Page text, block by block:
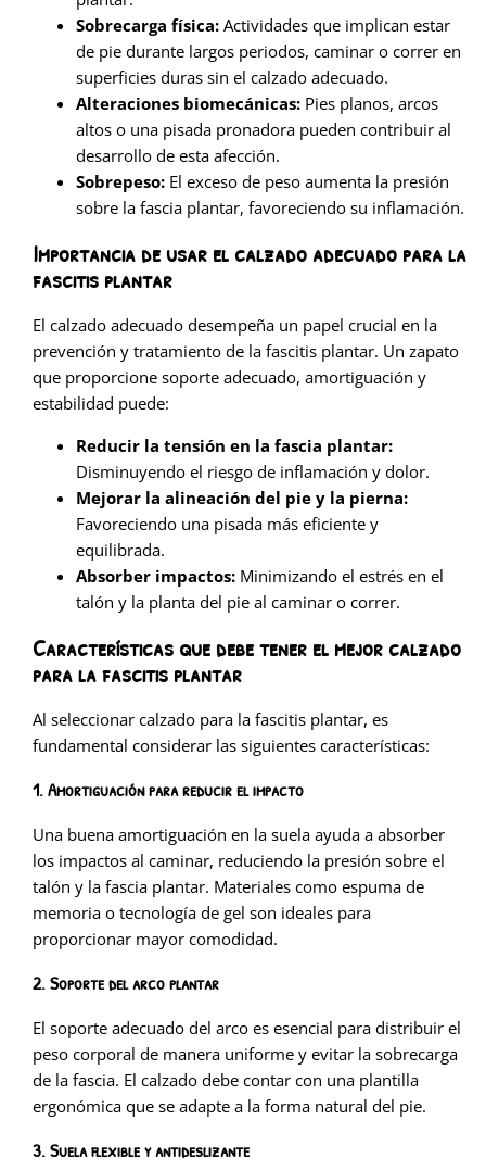
Sobrecarga física: Actividades que implican estar
de pie durante largos periodos, caminar o correr en
superficies duras sin el calzado adecuado.
Alteraciones biomecánicas: Pies planos, arcos
altos o una pisada pronadora pueden contribuir al
desarrollo de esta afección.
Sobrepeso: El exceso de peso aumenta la presión
sobre la fascia plantar, favoreciendo su inflamación.
Importancia de usar el calzado adecuado para la
fascitis plantar
El calzado adecuado desempeña un papel crucial en la
prevención y tratamiento de la fascitis plantar. Un zapato
que proporcione soporte adecuado, amortiguación y
estabilidad puede:
Reducir la tensión en la fascia plantar:
Disminuyendo el riesgo de inflamación y dolor.
Mejorar la alineación del pie y la pierna:
Favoreciendo una pisada más eficiente y
equilibrada.
Absorber impactos: Minimizando el estrés en el
talón y la planta del pie al caminar o correr.
Características que debe tener el mejor calzado
para la fascitis plantar
Al seleccionar calzado para la fascitis plantar, es
fundamental considerar las siguientes características:
1. Amortiguación para reducir el impacto
Una buena amortiguación en la suela ayuda a absorber
los impactos al caminar, reduciendo la presión sobre el
talón y la fascia plantar. Materiales como espuma de
memoria o tecnología de gel son ideales para
proporcionar mayor comodidad.
2. Soporte del arco plantar
El soporte adecuado del arco es esencial para distribuir el
peso corporal de manera uniforme y evitar la sobrecarga
de la fascia. El calzado debe contar con una plantilla
ergonómica que se adapte a la forma natural del pie.
3. Suela flexible y antideslizante